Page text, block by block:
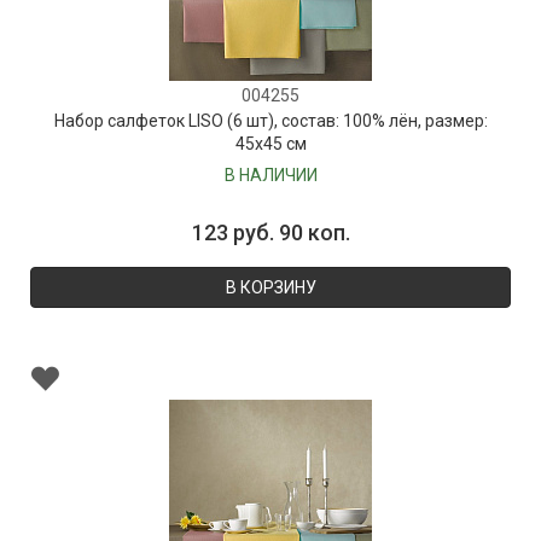
004255
Набор салфеток LISO (6 шт), состав: 100% лён, размер:
45х45 см
В НАЛИЧИИ
123 руб. 90 коп.
В КОРЗИНУ